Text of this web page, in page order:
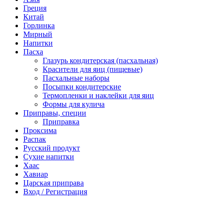
Греция
Китай
Горлинка
Мирный
Напитки
Пасха
Глазурь кондитерская (пасхальная)
Красители для яиц (пищевые)
Пасхальные наборы
Посыпки кондитерские
Термопленки и наклейки для яиц
Формы для кулича
Приправы, специи
Приправка
Проксима
Распак
Русский продукт
Сухие напитки
Хаас
Хавиар
Царская приправа
Вход / Регистрация